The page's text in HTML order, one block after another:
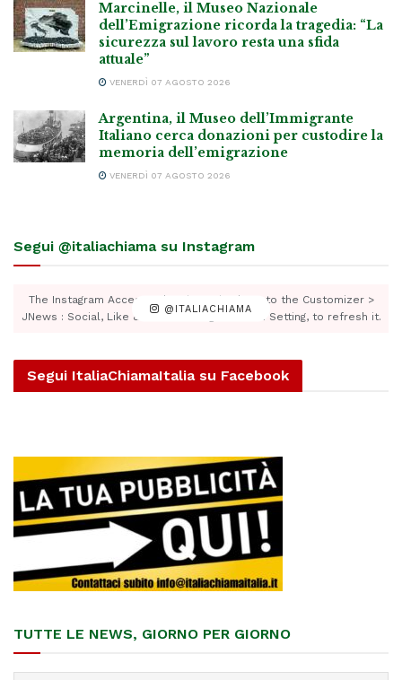
Marcinelle, il Museo Nazionale
dell’Emigrazione ricorda la tragedia: “La
sicurezza sul lavoro resta una sfida
attuale”
VENERDÌ 07 AGOSTO 2026
Argentina, il Museo dell’Immigrante
Italiano cerca donazioni per custodire la
memoria dell’emigrazione
VENERDÌ 07 AGOSTO 2026
Segui @italiachiama su Instagram
@ITALIACHIAMA
The Instagram Access Token is expired, Go to the Customizer >
JNews : Social, Like & View > Instagram Feed Setting, to refresh it.
Segui ItaliaChiamaItalia su Facebook
TUTTE LE NEWS, GIORNO PER GIORNO